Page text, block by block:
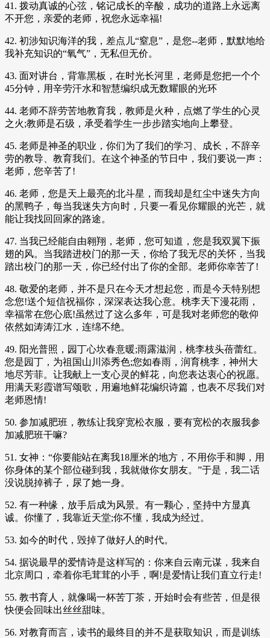
41. 拨动真诚的心弦，铭记成长的辛酸，成功的道路上永远离
不开您，亲爱的老师，祝您永远幸福!
42. 初涉知识海洋的我，差点儿“窒息”，是您--老师，默默地给
我补充知识的“氧气”，无私但无价。
43. 面对讲台，背靠黑板，在时光长河里，老师是您把一个个
45分钟，用辛劳汗水和智慧编织成无数耀眼的光环
44. 老师不辞劳苦地教育我，教师是火种，点燃了学生的心灵
之火;教师是石级，承受着学生一步步踏实地向上攀登。
45. 老师是神圣的职业，你们为了我们的学习、成长，不辞辛
劳的教导、教育我们。在这个神圣的节日中，我们要说一声：
老师，您辛苦了!
46. 老师，您是天上最亮的北斗星，而我却是红尘中迷失方向
的黑鸭子，每当我迷失方向时，只要一看见你耀眼的光芒，就
能让我找回回家的路途。
47. 当我已经能自由翱翔，老师，您可知道，您是我双翼下振
翅的风。当我踏进校门的那一天，你给了我无尽的关怀，当我
踏出校门的那一天，你已经付出了你的全部。老师你幸苦了!
48. 敬爱的老师，并不是只在今天才想起您，而是今天特别想
念您!送个短信祝福你，深深表达我心意。桃李天下漫花雨，
幸福常在您心底!虽然过了这么多年，可是我对老师您的敬仰
依然如涛涛江水，连绵不绝。
49. 阳光普照，园丁心坎春意暖;雨露滋润，桃李枝头蓓蕾红。
您是园丁，为祖国山川添秀色;您如春雨，润育桃李，神州大
地尽芳菲。让我献上一支心灵的鲜花，向您表达衷心的祝愿。
用满天彩霞谱写颂歌，用遍地鲜花编织诗篇，也表不尽我们对
老师恩情!
50. 参加减肥班，教练让我穿宽松衣服，要有宽松的衣服我参
加减肥班干嘛?
51. 女神：“你要能站在离我18厘米的地方，不用你手和脚，用
你身体的某个部位碰到我，我就做你女朋友。”于是，我二话
没说脱掉裤子，尿了她一身。
52. 有一种缘，放手后成为风景。有一颗心，坚持中方显真
诚。你懂了，我靠近天堂;你不懂，我成为经过。
53. 如今的时代，毁掉了做好人的时代。
54. 据说最早的爱情诗是这样写的：你来自云南元谋，我来自
北京周口，牵着你毛茸茸的小手，啊!是爱情让我们直立行走!
55. 教书育人，就像喝一杯苦丁茶，开始时会有些苦，但是很
快便会回味出丝丝甜味。
56. 对教育而言，读书的最终目的并不是获取知识，而是训练